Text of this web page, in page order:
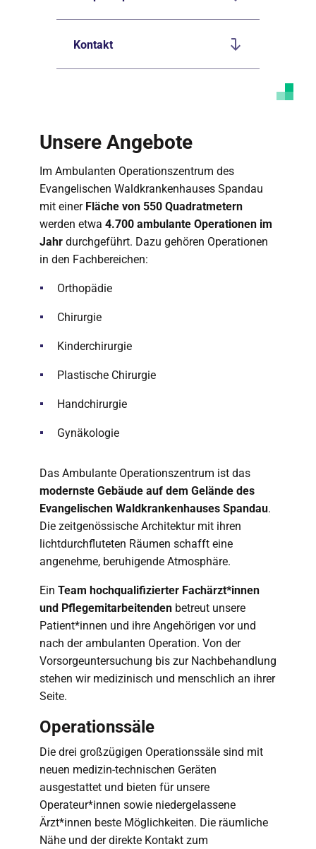
Kontakt
Unsere Angebote
Im Ambulanten Operationszentrum des
Evangelischen Waldkrankenhauses Spandau
mit einer Fläche von 550 Quadratmetern
werden etwa 4.700 ambulante Operationen im
Jahr durchgeführt. Dazu gehören Operationen
in den Fachbereichen:
Orthopädie
Chirurgie
Kinderchirurgie
Plastische Chirurgie
Handchirurgie
Gynäkologie
Das Ambulante Operationszentrum ist das
modernste Gebäude auf dem Gelände des
Evangelischen Waldkrankenhauses Spandau.
Die zeitgenössische Architektur mit ihren
lichtdurchfluteten Räumen schafft eine
angenehme, beruhigende Atmosphäre.
Ein Team hochqualifizierter Fachärzt*innen
und Pflegemitarbeitenden betreut unsere
Patient*innen und ihre Angehörigen vor und
nach der ambulanten Operation. Von der
Vorsorgeuntersuchung bis zur Nachbehandlung
stehen wir medizinisch und menschlich an ihrer
Seite.
Operationssäle
Die drei großzügigen Operationssäle sind mit
neuen medizin-technischen Geräten
ausgestattet und bieten für unsere
Operateur*innen sowie niedergelassene
Ärzt*innen beste Möglichkeiten. Die räumliche
Nähe und der direkte Kontakt zum